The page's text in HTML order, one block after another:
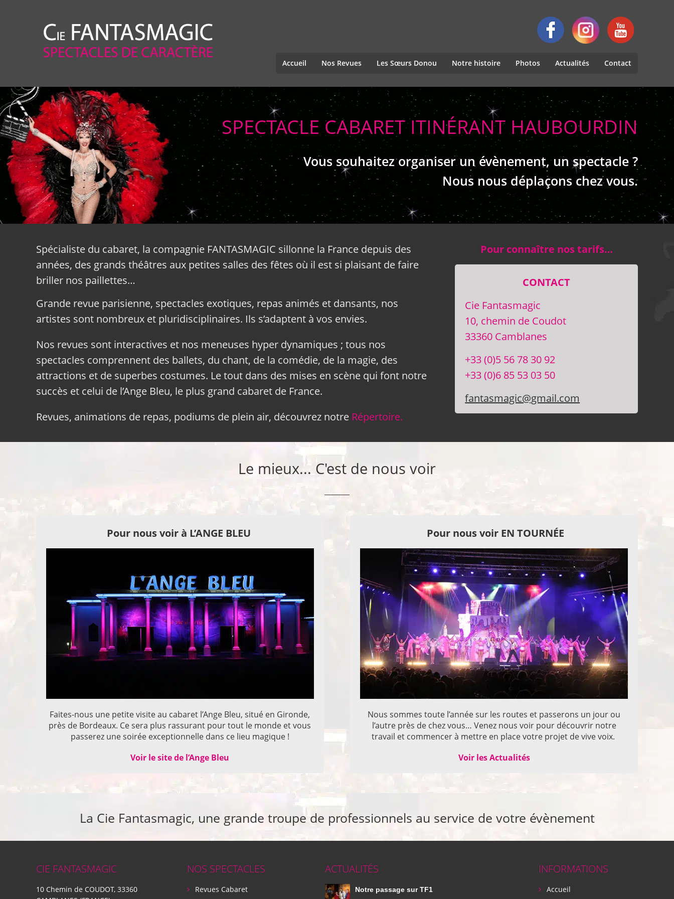
Accueil Nos Revues Les Sœurs Donou Notre histoire Photos Actualités Contact
SPECTACLE CABARET ITINÉRANT HAUBOURDIN
Vous souhaitez organiser un évènement, un spectacle ?
Nous nous déplaçons chez vous.
Spécialiste du cabaret, la compagnie FANTASMAGIC sillonne la France depuis des
années, des grands théâtres aux petites salles des fêtes où il est si plaisant de faire
briller nos paillettes…
Grande revue parisienne, spectacles exotiques, repas animés et dansants, nos
artistes sont nombreux et pluridisciplinaires. Ils s’adaptent à vos envies.
Nos revues sont interactives et nos meneuses hyper dynamiques ; tous nos
spectacles comprennent des ballets, du chant, de la comédie, de la magie, des
attractions et de superbes costumes. Le tout dans des mises en scène qui font notre
succès et celui de l’Ange Bleu, le plus grand cabaret de France.
Revues, animations de repas, podiums de plein air, découvrez notre Répertoire.
Pour connaître nos tarifs…
CONTACT
Cie Fantasmagic
10, chemin de Coudot
33360 Camblanes
+33 (0)5 56 78 30 92
+33 (0)6 85 53 03 50
fantasmagic@gmail.com
Le mieux... C'est de nous voir
Pour nous voir à L’ANGE BLEU
Faites-nous une petite visite au cabaret l’Ange Bleu, situé en Gironde,
près de Bordeaux. Ce sera plus rassurant pour tout le monde et vous
passerez une soirée exceptionnelle dans ce lieu magique !
Voir le site de l’Ange Bleu
Pour nous voir EN TOURNÉE
Nous sommes toute l’année sur les routes et passerons un jour ou
l’autre près de chez vous… Venez nous voir pour découvrir notre
travail et commencer à mettre en place votre projet de vive voix.
Voir les Actualités
La Cie Fantasmagic, une grande troupe de professionnels au service de votre évènement
CIE FANTASMAGIC
10 Chemin de COUDOT, 33360
NOS SPECTACLES
Revues Cabaret
ACTUALITÉS
Notre passage sur TF1
INFORMATIONS
Accueil